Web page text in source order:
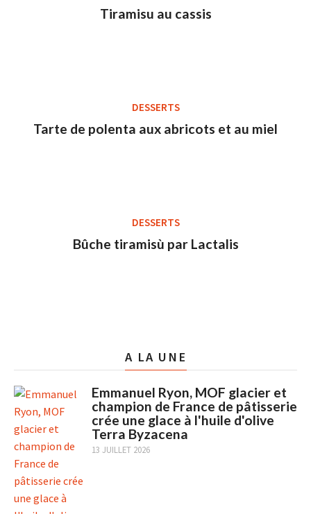
Tiramisu au cassis
DESSERTS
Tarte de polenta aux abricots et au miel
DESSERTS
Bûche tiramisù par Lactalis
A LA UNE
Emmanuel Ryon, MOF glacier et
champion de France de pâtisserie
crée une glace à l'huile d'olive
Terra Byzacena
13 JUILLET 2026